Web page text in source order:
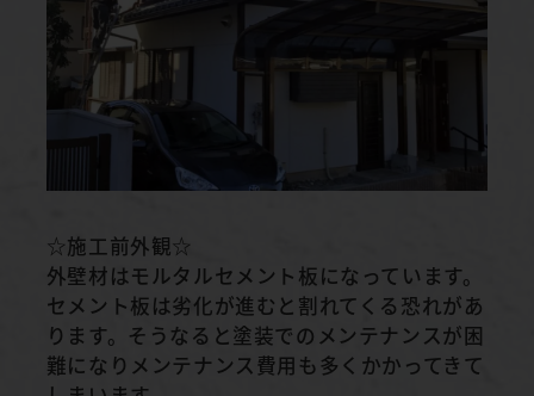
☆施工前外観☆
外壁材はモルタルセメント板になっています。
セメント板は劣化が進むと割れてくる恐れがあ
ります。そうなると塗装でのメンテナンスが困
難になりメンテナンス費用も多くかかってきて